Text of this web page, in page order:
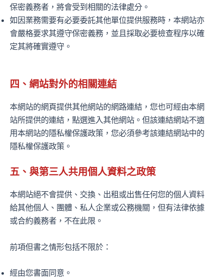
保密義務者，將會受到相關的法律處分。
如因業務需要有必要委託其他單位提供服務時，本網站亦
會嚴格要求其遵守保密義務，並且採取必要檢查程序以確
定其將確實遵守。
四、網站對外的相關連結
本網站的網頁提供其他網站的網路連結，您也可經由本網
站所提供的連結，點選進入其他網站。但該連結網站不適
用本網站的隱私權保護政策，您必須參考該連結網站中的
隱私權保護政策。
五、與第三人共用個人資料之政策
本網站絕不會提供、交換、出租或出售任何您的個人資料
給其他個人、團體、私人企業或公務機關，但有法律依據
或合約義務者，不在此限。
前項但書之情形包括不限於：
經由您書面同意。